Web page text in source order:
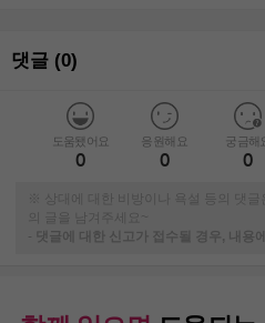
댓글 (0)
도움됐어요
0
응원해요
0
궁금해
0
※ 상대에 대한 비방이나 욕설 등의 댓글
의 글을 남겨주세요~
-
댓글에 대한 신고가 접수될 경우, 내용